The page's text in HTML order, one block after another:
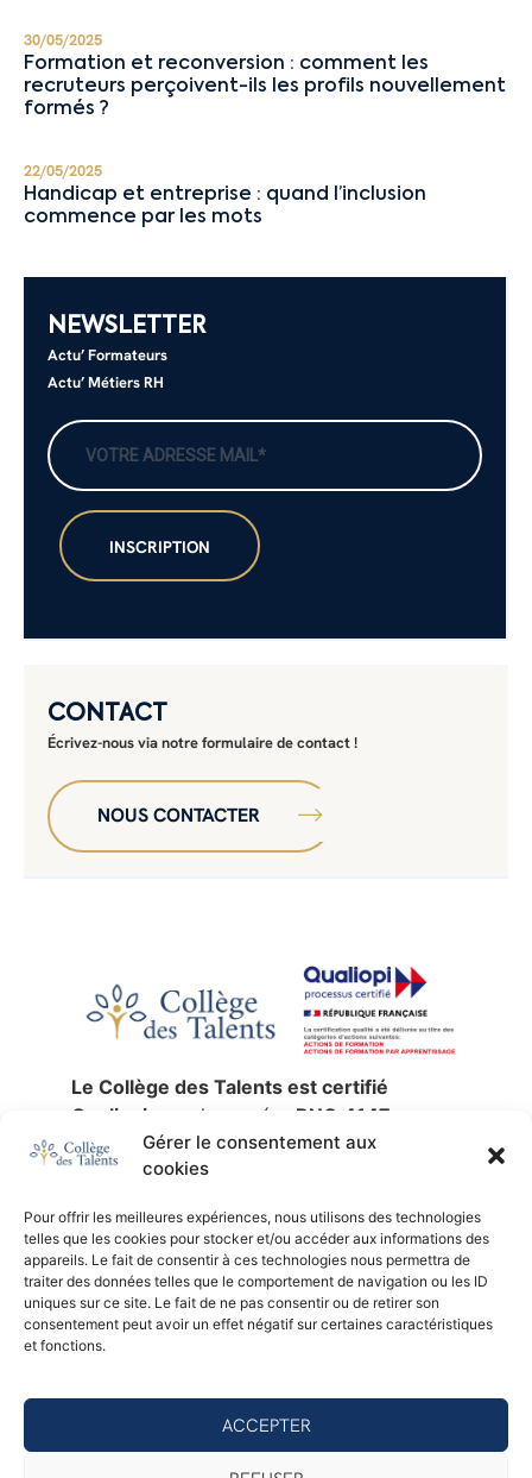
Gérer le consentement aux
cookies
Pour offrir les meilleures expériences, nous utilisons des technologies
telles que les cookies pour stocker et/ou accéder aux informations des
appareils. Le fait de consentir à ces technologies nous permettra de
traiter des données telles que le comportement de navigation ou les ID
uniques sur ce site. Le fait de ne pas consentir ou de retirer son
consentement peut avoir un effet négatif sur certaines caractéristiques
et fonctions.
ACCEPTER
30/05/2025
Formation et reconversion : comment les
recruteurs perçoivent-ils les profils nouvellement
formés ?
22/05/2025
Handicap et entreprise : quand l’inclusion
commence par les mots
NEWSLETTER
Actu’ Formateurs
Actu’ Métiers RH
CONTACT
Écrivez-nous via notre formulaire de contact !
NOUS CONTACTER
Le Collège des Talents est certifié
Qualiopi sous le numéro RNQ 4147
jusqu’au30 décembre 2027.
La certification qualité a été délivrée au
actions de formation,validation des
acquis de l’expérienceetformation par
apprentissage.
SIREN :753 676 329 —NDA :11 92 24791
92 —
© 2026 - Collège des Talents